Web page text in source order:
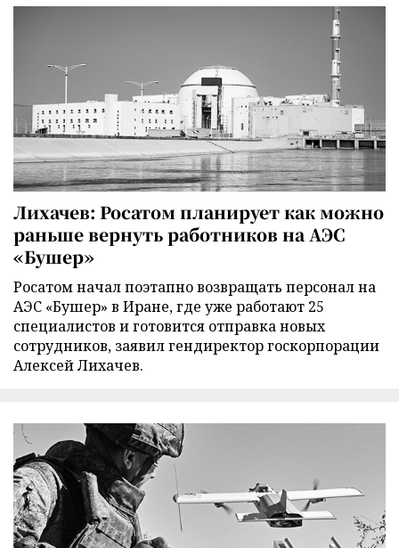
Лихачев: Росатом планирует как можно
раньше вернуть работников на АЭС
«Бушер»
Росатом начал поэтапно возвращать персонал на
АЭС «Бушер» в Иране, где уже работают 25
специалистов и готовится отправка новых
сотрудников, заявил гендиректор госкорпорации
Алексей Лихачев.